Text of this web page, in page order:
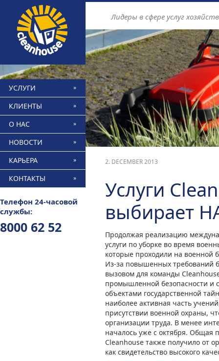
Лидеры в сфере услуг
УСЛУГИ
КЛИЕНТЫ
О НАС
НОВОСТИ
КАРЬЕРА
КОНТАКТЫ
Телефон 24-часовой
службы:
8000 62 52
2. DECEMBER 2013
Услуги
выбирает
Продолжая реализацию
услуги по уборке во время
которые проходили на военной
Из-за повышенных требований
вызовом для команды
промышленной безопасности и
объектами государственной
наиболее активная часть
присутствии военной охраны,
организации труда. В менее
началось уже с октября. Общая
Cleanhouse также получило от
как свидетельство высокого